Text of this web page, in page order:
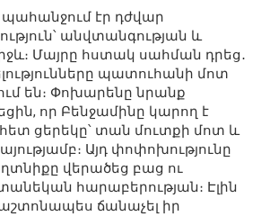
պահանջում էր դժվար
անվտանգության և
Մայրը հստակ սահման դրեց․
պատուհանի մոտ
են։ Փոխարենը նրանք
որ Բենջամինը կարող է
հետ ցերեկը՝ տան մուտքի մոտ և
Այդ փոփոխությունը
վերածեց բաց ու
հարաբերության։ Էլին
ճանաչել իր